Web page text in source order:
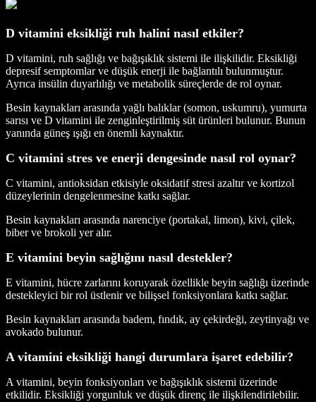
D vitamini eksikliği ruh halini nasıl etkiler?
D vitamini, ruh sağlığı ve bağışıklık sistemi ile ilişkilidir. Eksikliği
depresif semptomlar ve düşük enerji ile bağlantılı bulunmuştur.
Ayrıca insülin duyarlılığı ve metabolik süreçlerde de rol oynar.
Besin kaynakları arasında yağlı balıklar (somon, uskumru), yumurta
sarısı ve D vitamini ile zenginleştirilmiş süt ürünleri bulunur. Bunun
yanında güneş ışığı en önemli kaynaktır.
C vitamini stres ve enerji dengesinde nasıl rol oynar?
C vitamini, antioksidan etkisiyle oksidatif stresi azaltır ve kortizol
düzeylerinin dengelenmesine katkı sağlar.
Besin kaynakları arasında narenciye (portakal, limon), kivi, çilek,
biber ve brokoli yer alır.
E vitamini beyin sağlığını nasıl destekler?
E vitamini, hücre zarlarını koruyarak özellikle beyin sağlığı üzerinde
destekleyici bir rol üstlenir ve bilişsel fonksiyonlara katkı sağlar.
Besin kaynakları arasında badem, fındık, ay çekirdeği, zeytinyağı ve
avokado bulunur.
A vitamini eksikliği hangi durumlara işaret edebilir?
A vitamini, beyin fonksiyonları ve bağışıklık sistemi üzerinde
etkilidir. Eksikliği yorgunluk ve düşük direnç ile ilişkilendirilebilir.